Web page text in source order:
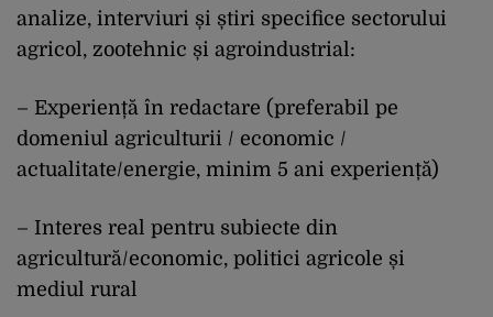
analize, interviuri și știri specifice sectorului
agricol, zootehnic și agroindustrial:
– Experiență în redactare (preferabil pe
domeniul agriculturii / economic /
actualitate/energie, minim 5 ani experiență)
– Interes real pentru subiecte din
agricultură/economic, politici agricole și
mediul rural